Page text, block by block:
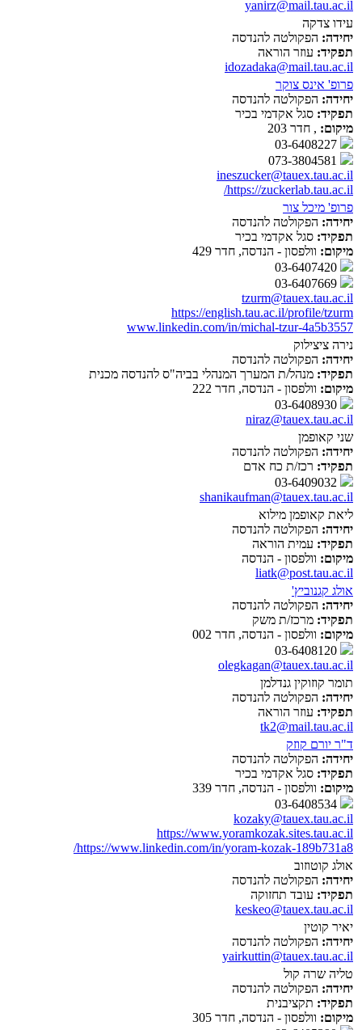
yanirz@mail.tau.ac.il
עידו צדקה
יחידה: הפקולטה להנדסה
תפקיד: עוזר הוראה
idozadaka@mail.tau.ac.il
פרופ' אינס צוקר
יחידה: הפקולטה להנדסה
תפקיד: סגל אקדמי בכיר
מיקום: , חדר 203
ineszucker@tauex.tau.ac.il
https://zuckerlab.tau.ac.il/
פרופ' מיכל צור
יחידה: הפקולטה להנדסה
תפקיד: סגל אקדמי בכיר
מיקום: וולפסון - הנדסה, חדר 429
tzurm@tauex.tau.ac.il
https://english.tau.ac.il/profile/tzurm
www.linkedin.com/in/michal-tzur-4a5b3557
נירה ציצילוק
יחידה: הפקולטה להנדסה
תפקיד: מנהל/ת המערך המנהלי בביה"ס להנדסה מכנית
מיקום: וולפסון - הנדסה, חדר 222
niraz@tauex.tau.ac.il
שני קאופמן
יחידה: הפקולטה להנדסה
תפקיד: רכז/ת כח אדם
shanikaufman@tauex.tau.ac.il
ליאת קאופמן מילוא
יחידה: הפקולטה להנדסה
תפקיד: עמית הוראה
מיקום: וולפסון - הנדסה
liatk@post.tau.ac.il
אולג קגנוביץ'
יחידה: הפקולטה להנדסה
תפקיד: מרכז/ת משק
מיקום: וולפסון - הנדסה, חדר 002
olegkagan@tauex.tau.ac.il
תומר קוזוקין גנדלמן
יחידה: הפקולטה להנדסה
תפקיד: עוזר הוראה
tk2@mail.tau.ac.il
ד"ר יורם קוזק
יחידה: הפקולטה להנדסה
תפקיד: סגל אקדמי בכיר
מיקום: וולפסון - הנדסה, חדר 339
kozaky@tauex.tau.ac.il
https://www.yoramkozak.sites.tau.ac.il
https://www.linkedin.com/in/yoram-kozak-189b731a8/
אולג קוטוזוב
יחידה: הפקולטה להנדסה
תפקיד: עובד תחזוקה
keskeo@tauex.tau.ac.il
יאיר קוטין
יחידה: הפקולטה להנדסה
yairkuttin@tauex.tau.ac.il
טליה שרה קול
יחידה: הפקולטה להנדסה
תפקיד: תקציבנית
מיקום: וולפסון - הנדסה, חדר 305